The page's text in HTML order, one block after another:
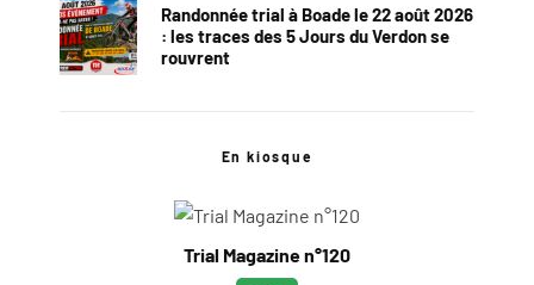
Randonnée trial à Boade le 22 août 2026
: les traces des 5 Jours du Verdon se
rouvrent
En kiosque
Trial Magazine n°120